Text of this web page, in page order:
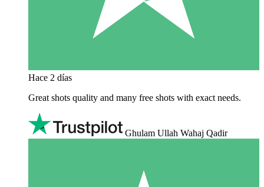
Hace 2 días
Great shots quality and many free shots with exact needs.
Ghulam Ullah Wahaj Qadir